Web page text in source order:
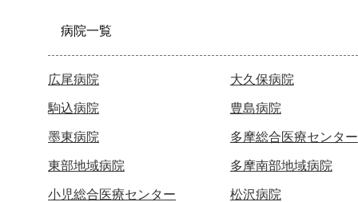
病院一覧
広尾病院 大久保病院
駒込病院 豊島病院
墨東病院 多摩総合医療センター
東部地域病院 多摩南部地域病院
小児総合医療センター 松沢病院